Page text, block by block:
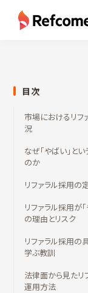
目次
市場におけるリフ
況
なぜ「やばい」と
のか
リファラル採用の
リファラル採用が
の理由とリスク
リファラル採用の
学ぶ教訓
法律面から見たリ
運用方法